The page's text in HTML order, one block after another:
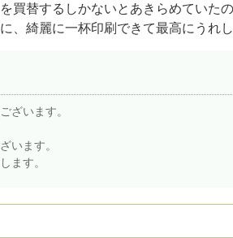
買替するしかないとあきらめていた
、綺麗に一杯印刷できて最高にうれし
ざいます。
います。
ます。